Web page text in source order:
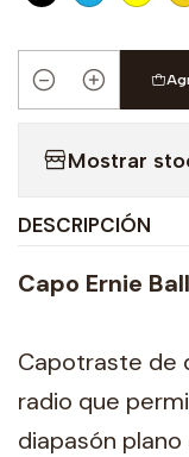
Cantidad
Mostrar
DESCRIPCIÓN
Capo Ernie
Capotraste de
radio que
diapasón